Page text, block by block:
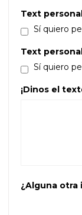
Text
Sí quiero
Text
Sí quiero
¡Dinos el
¿Alguna otra